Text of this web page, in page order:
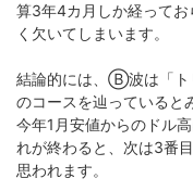
算3年4カ月しか経って
く欠いてしまいます。
結論的には、Ⓑ波は「ト
のコースを辿っていると
今年1月安値からのドル
れが終わると、次は3番
思われます。